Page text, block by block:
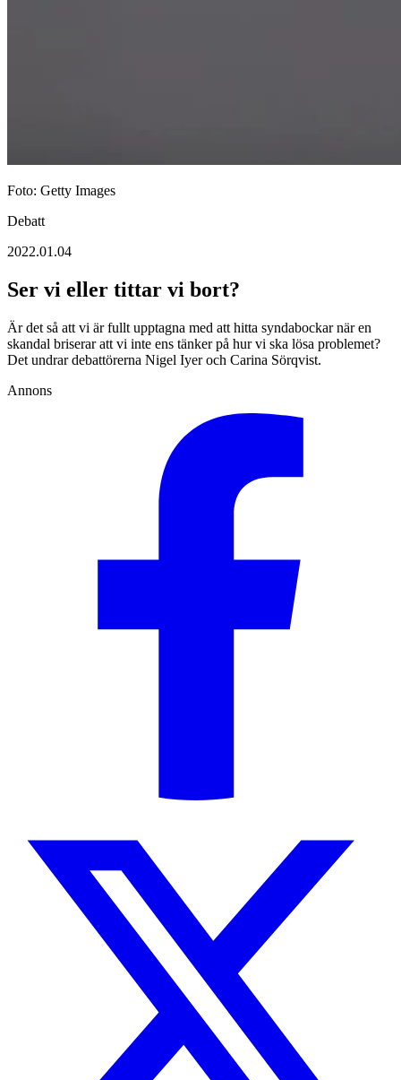
Foto: Getty Images
Debatt
2022.01.04
Ser vi eller tittar vi bort?
Är det så att vi är fullt upptagna med att hitta syndabockar när en
skandal briserar att vi inte ens tänker på hur vi ska lösa problemet?
Det undrar debattörerna Nigel Iyer och Carina Sörqvist.
Annons